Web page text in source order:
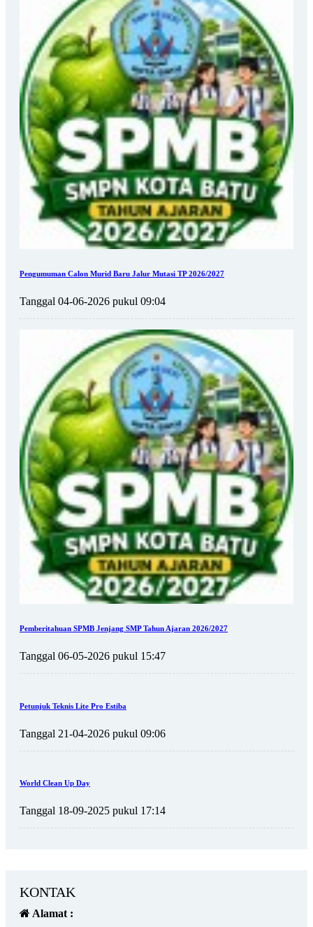
Pengumuman Calon Murid Baru Jalur Mutasi TP 2026/2027
Tanggal 04-06-2026 pukul 09:04
Pemberitahuan SPMB Jenjang SMP Tahun Ajaran 2026/2027
Tanggal 06-05-2026 pukul 15:47
Petunjuk Teknis Lite Pro Estiba
Tanggal 21-04-2026 pukul 09:06
World Clean Up Day
Tanggal 18-09-2025 pukul 17:14
KONTAK
Alamat :